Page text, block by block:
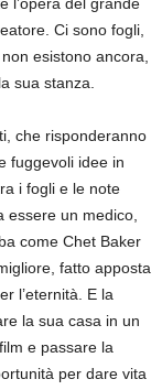
Ci sono fogli,
esistono ancora,
sua stanza.
che risponderanno
fuggevoli idee in
i fogli e le note
essere un medico,
come Chet Baker
fatto apposta
l’eternità. E la
la sua casa in un
e passare la
per dare vita